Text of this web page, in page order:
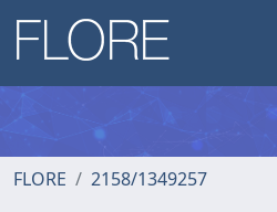
FLORE 2158/1349257